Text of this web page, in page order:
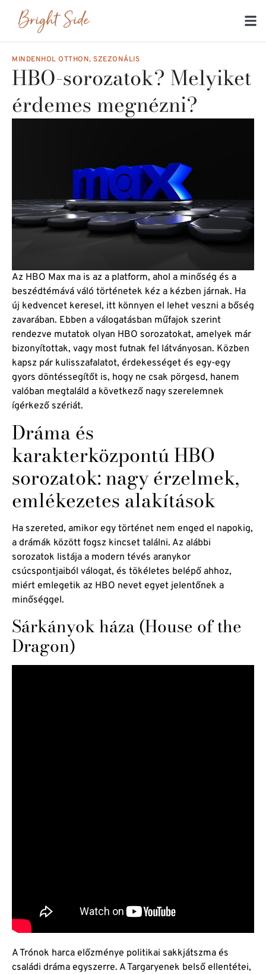
MINDENHOL OTTHON, SZEZONÁLIS
HBO-sorozatok? Melyiket
érdemes megnézni?
Az HBO Max ma is az a platform, ahol a minőség és a
beszédtémává váló történetek kéz a kézben járnak. Ha
új kedvencet keresel, itt könnyen el lehet veszni a bőség
zavarában. Ebben a válogatásban műfajok szerint
rendezve mutatok olyan HBO sorozatokat, amelyek már
bizonyítottak, vagy most futnak fel látványosan. Közben
kapsz pár kulisszafalatot, érdekességet és egy-egy
gyors döntéssegítőt is, hogy ne csak pörgesd, hanem
valóban megtaláld a következő nagy szerelemnek
ígérkező szériát.
Dráma és
karakterközpontú HBO
sorozatok: nagy érzelmek,
emlékezetes alakítások
Ha szereted, amikor egy történet nem enged el napokig,
a drámák között fogsz kincset találni. Az alábbi
sorozatok listája a modern tévés aranykor
csúcspontjaiból válogat, és tökéletes belépő ahhoz,
miért emlegetik az HBO nevet egyet jelentőnek a
minőséggel.
Sárkányok háza (House of the
Dragon)
A Trónok harca előzménye politikai sakkjátszma és
családi dráma egyszerre. A Targaryenek belső ellentétei,